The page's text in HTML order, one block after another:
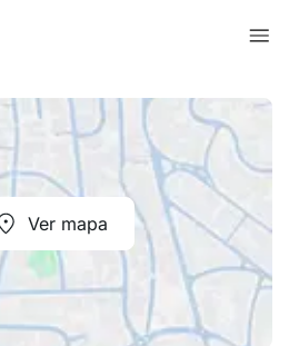
Ver mapa